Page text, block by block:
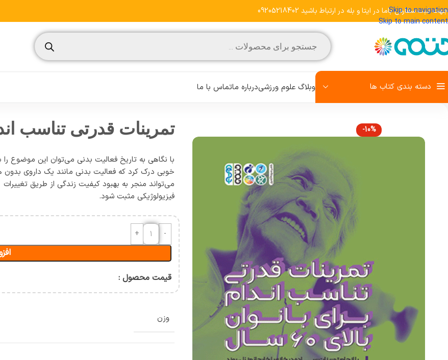
Skip to navigation
Skip to main content
جهت ثبت سفارش باما در ایتا و بله در ارتباط باشید 09205218402
دسته بندی کتاب ها
مشاهده تمامی کتاب‌ها
روانشناسی ورزشی
روش تحقیق
زبان تخصصی
آمادگی جسمانی
کنکور تربیت بدنی
آمار سنجش و اندازه گیری
آناتومی و فیزیولوژِی انسان
نسیم
تغذیه ورزشی
آسیب شناسی و حرکات اصلاحی
وبلاگ علوم ورزشیدرباره ماتماس با ما
-10% تمرینات قدرتی تناسب اندام
با نگاهی به تاریخ فعالیت بدنی می‌توان این موضوع را
خوبی درک کرد که فعالیت بدنی مانند یک داروی بدون
می‌تواند منجر به بهبود کیفیت زندگی از طریق تغییرات
فیزیولوژیکی مثبت شود.
قیمت محصول :
وزن